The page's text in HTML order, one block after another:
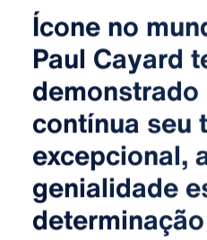
Ícone no
Paul Cayard
contínua seu
excepcional,
genialidade